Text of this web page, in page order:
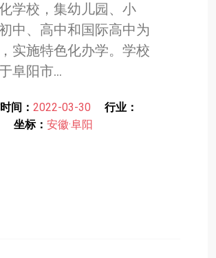
学校，集幼儿园、小
中、高中和国际高中为
实施特色化办学。学校
阜阳市...
间： 2022-03-30
行业：
坐标： 安徽·阜阳